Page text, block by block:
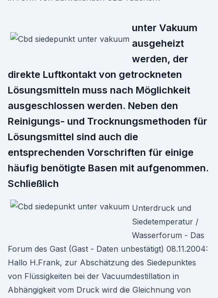
unter Vakuum
ausgeheizt
werden, der
direkte Luftkontakt von getrockneten
Lösungsmitteln muss nach Möglichkeit
ausgeschlossen werden. Neben den
Reinigungs- und Trocknungsmethoden für
Lösungsmittel sind auch die
entsprechenden Vorschriften für einige
häufig benötigte Basen mit aufgenommen.
Schließlich
Unterdruck und
Siedetemperatur /
Wasserforum - Das
Forum des Gast (Gast - Daten unbestätigt) 08.11.2004:
Hallo H.Frank, zur Abschätzung des Siedepunktes
von Flüssigkeiten bei der Vacuumdestillation in
Abhängigkeit vom Druck wird die Gleichnung von